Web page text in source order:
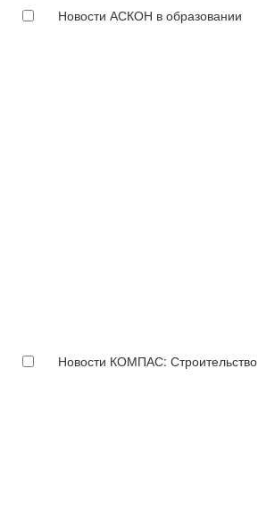
Новости АСКОН в образовании
Новости КОМПАС: Строительство